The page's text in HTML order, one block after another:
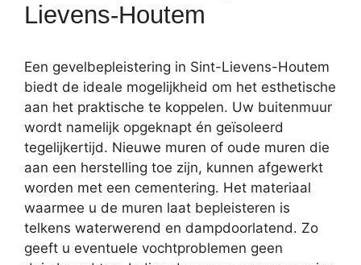
Lievens-Houtem
Een gevelbepleistering in Sint-Lievens-Houtem
biedt de ideale mogelijkheid om het esthetische
aan het praktische te koppelen. Uw buitenmuur
wordt namelijk opgeknapt én geïsoleerd
tegelijkertijd. Nieuwe muren of oude muren die
aan een herstelling toe zijn, kunnen afgewerkt
worden met een cementering. Het materiaal
waarmee u de muren laat bepleisteren is
telkens waterwerend en dampdoorlatend. Zo
geeft u eventuele vochtproblemen geen